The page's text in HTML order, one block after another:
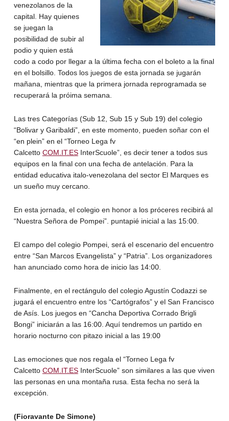
venezolanos de la
capital. Hay quienes
se juegan la
posibilidad de subir al
podio y quien está
codo a codo por llegar a la última fecha con el boleto a la final
en el bolsillo. Todos los juegos de esta jornada se jugarán
mañana, mientras que la primera jornada reprogramada se
recuperará la próima semana.
Las tres Categorías (Sub 12, Sub 15 y Sub 19) del colegio
“Bolivar y Garibaldi”, en este momento, pueden soñar con el
“en plein” en el “Torneo Lega fv
Calcetto COM.IT.ESInterScuole”, es decir tener a todos sus
equipos en la final con una fecha de antelación. Para la
entidad educativa italo-venezolana del sector El Marques es
un sueño muy cercano.
En esta jornada, el colegio en honor a los próceres recibirá al
“Nuestra Señora de Pompei”. puntapié inicial a las 15:00.
El campo del colegio Pompei, será el escenario del encuentro
entre “San Marcos Evangelista” y “Patria”. Los organizadores
han anunciado como hora de inicio las 14:00.
Finalmente, en el rectángulo del colegio Agustín Codazzi se
jugará el encuentro entre los “Cartógrafos” y el San Francisco
de Asís. Los juegos en “Cancha Deportiva Corrado Brigli
Bongi” iniciarán a las 16:00. Aquí tendremos un partido en
horario nocturno con pitazo inicial a las 19:00
Las emociones que nos regala el “Torneo Lega fv
Calcetto COM.IT.ESInterScuole” son similares a las que viven
las personas en una montaña rusa. Esta fecha no será la
excepción.
(Fioravante De Simone)